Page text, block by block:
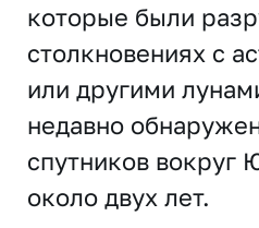
которые были
столкновениях с
или другими
недавно
спутников вокруг
около двух лет.